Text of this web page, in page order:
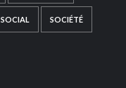
SOCIAL SOCIÉTÉ